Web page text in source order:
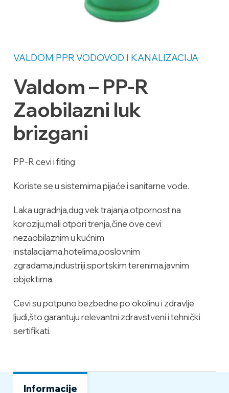
Valdom – PP-R
Zaobilazni luk
brizgani
PP-R cevi i fiting
Koriste se u sistemima pijaće i sanitarne vode.
Laka ugradnja,dug vek trajanja,otpornost na
koroziju,mali otpori trenja,čine ove cevi
nezaobilaznim u kućnim
instalacijama,hotelima,poslovnim
zgradama,industriji,sportskim terenima,javnim
objektima.
Cevi su potpuno bezbedne po okolinu i zdravlje
ljudi,što garantuju relevantni zdravstveni i tehnički
sertifikati.
VALDOM PPRVODOVOD I KANALIZACIJA
Informacije